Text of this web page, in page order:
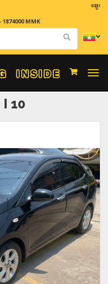
ဈေးနှုန်းမ
MMK
I 10